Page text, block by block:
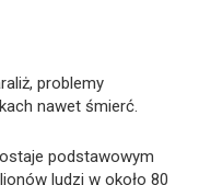
problemy
nawet śmierć.
podstawowym
ludzi w około 80